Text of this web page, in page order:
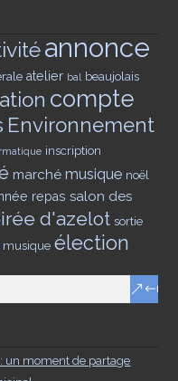
annonce
atelier bal beaujolais
compte
Environnement
inscription
marché musique noël
repas salon des
d'azelot sortie
musique élection
un moment de partage